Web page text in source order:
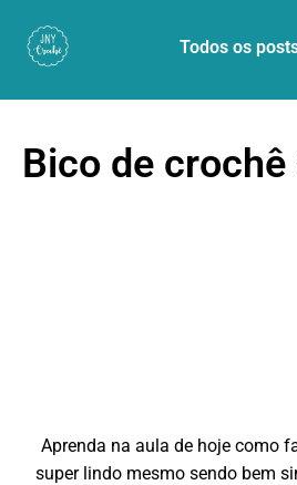
Todos os
Bico de
Aprenda na aula de hoje como
super lindo mesmo sendo bem